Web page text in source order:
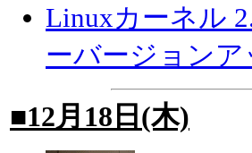
Linuxカーネル
ーバージョンア
■12月18日(木)